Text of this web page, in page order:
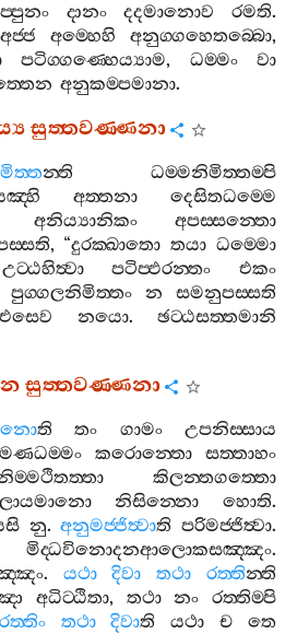
දානං දදමානොව රමති.
අජ‍්ජ අම‍්හෙහි අනුග‍්ගහෙතබ‍්බො,
පටිග‍්ගණ‍්හෙය්‍යාම, ධම‍්මං
වා
අනුකම‍්පමානා.
සුත‍්තවණ‍්ණනා
න‍්ති
ධම‍්මනිමිත‍්තම‍්පි
අත‍්තනා
දෙසිතධම‍්මෙ
අනිය්‍යානිකං
අපස‍්සන‍්තො
, “දුරක‍්ඛාතො තයා ධම‍්මො
උට‍්ඨහිත්‍වා පටිප‍්ඵරන‍්තං
එකං
පුග‍්ගලනිමිත‍්තං න
සමනුපස‍්සති
එසෙව නයො. ඡට‍්ඨසත‍්තමානි
සුත‍්තවණ‍්ණනා
ති තං ගාමං
උපනිස‍්සාය
කරොන‍්තො
සත‍්තාහං
කිලන‍්තගත‍්තො
නිසින‍්නො හොති.
නු.අනුමජ‍්ජිත්‍වාති පරිමජ‍්ජිත්‍වා.
මිද‍්ධවිනොදනආලොකසඤ‍්ඤං.
. යථා දිවා තථා රත‍්තින‍්ති
අධිට‍්ඨිතා, තථා නං
රත‍්තිම‍්පි
රත‍්තිං තථා දිවාති යථා ච
තෙ